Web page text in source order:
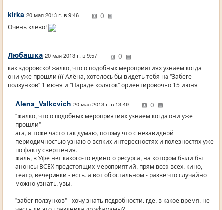
kirka 20 мая 2013 г. в 9:46 0
Очень клево!
Любашка 20 мая 2013 г. в 9:57 0
как здоровско! жалко, что о подобных мероприятиях узнаем когда
они уже прошли ((( Алёна, хотелось бы видеть тебя на "Забеге
ползунков" 1 июня и "Параде колясок" ориентировочно 15 июня
Alena_Valkovich 20 мая 2013 г. в 13:49 0
"жалко, что о подобных мероприятиях узнаем когда они уже
прошли"
ага, я тоже часто так думаю, потому что с незавидной
периодичностью узнаю о всяких интересностях и полезностях уже
по факту свершения.
жаль, в Уфе нет какого-то единого ресурса, на котором были бы
анонсы ВСЕХ предстоящих мероприятий, прям всех-всех. кино,
театр, вечеринки - есть. а вот об остальном - разве что случайно
можно узнать, увы.
"забег ползунков" - хочу знать подробности. где, в какое время. не